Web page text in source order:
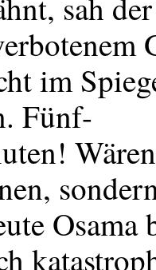
im
Fünf-
Osama